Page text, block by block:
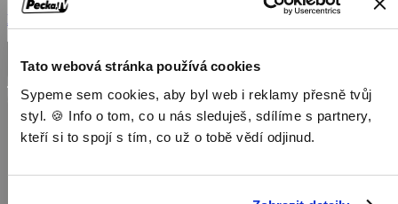
Tato webová stránka používá cookies
Sypeme sem cookies, aby byl web i reklamy přesně tvůj
styl. 🍪 Info o tom, co u nás sleduješ, sdílíme s partnery,
kteří si to spojí s tím, co už o tobě vědí odjinud.
Magazíny / Naučné pořady / Pořady